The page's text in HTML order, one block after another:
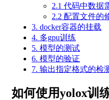
2.1 代码中数据
2.2 配置文件的
3. docker容器的挂载
4. 多gpu训练
5. 模型的测试
6. 模型的验证
7. 输出指定格式的检
如何使用yolox训